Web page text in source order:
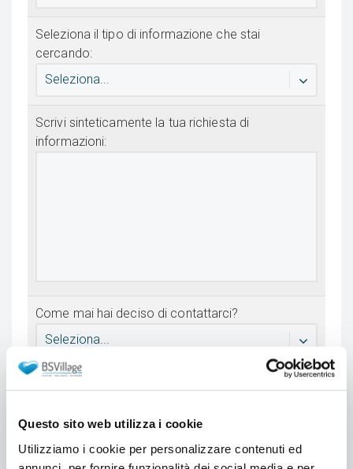
Questo sito web utilizza i cookie
Utilizziamo i cookie per personalizzare contenuti ed
Seleziona il tipo di informazione che stai
cercando:
Seleziona...
Scrivi sinteticamente la tua richiesta di
informazioni:
Come mai hai deciso di contattarci?
Seleziona...
Privacy